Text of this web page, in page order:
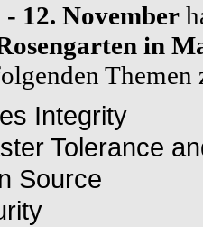
- 12. November
in
Integrity
Tolerance
Source